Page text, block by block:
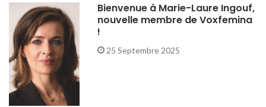
Bienvenue à Marie-Laure Ingouf,
nouvelle membre de Voxfemina
!
25 Septembre 2025